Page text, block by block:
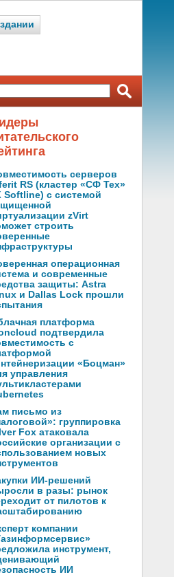
серверов
RS (кластер «СФ Тех»
Softline) с системой
zVirt
строить
операционная
и современные
защиты: Astra
и Dallas Lock прошли
платформа
подтвердила
с
«Боцман»
управления
письмо из
группировка
Fox атаковала
организации с
новых
ИИ-решений
в разы: рынок
от пилотов к
компании
инструмент,
ИИ